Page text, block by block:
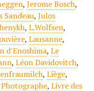
, Jerome Bosch,
Sandeau, Julos
, L.Wolfsen,
, Lausanne,
d'Enoshima, Le
, Léon Davidovitch,
, Liège,
, Livre des